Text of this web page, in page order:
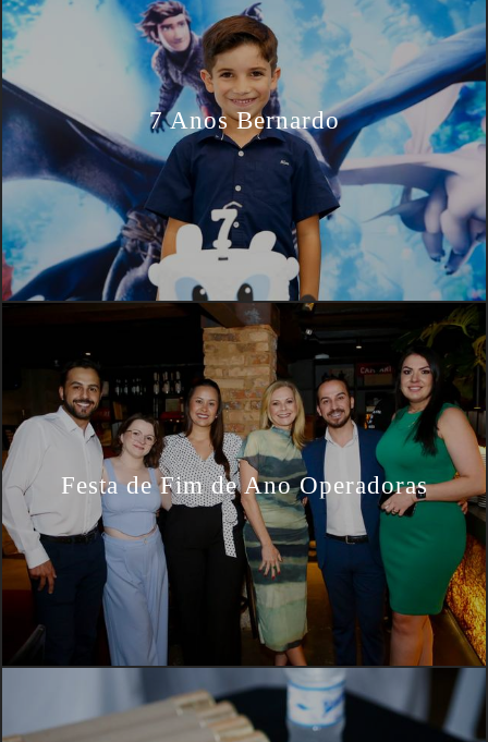
7 Anos Bernardo
Festa de Fim de Ano Operadoras